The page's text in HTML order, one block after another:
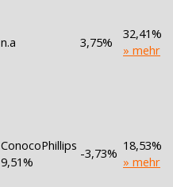
n.a 3,75%
32,41%
» mehr
ConocoPhillips
9,51%
-3,73% 18,53%
» mehr